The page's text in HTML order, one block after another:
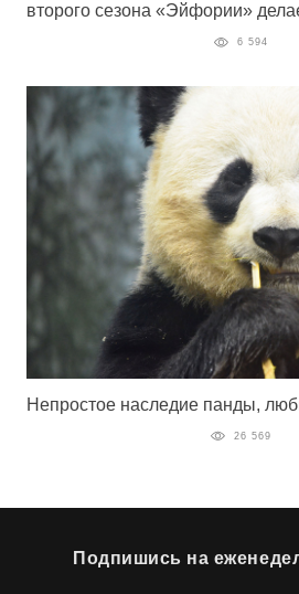
второго сезона «Эйфории»
6 594
Непростое наследие панды,
26 569
Подпишись на